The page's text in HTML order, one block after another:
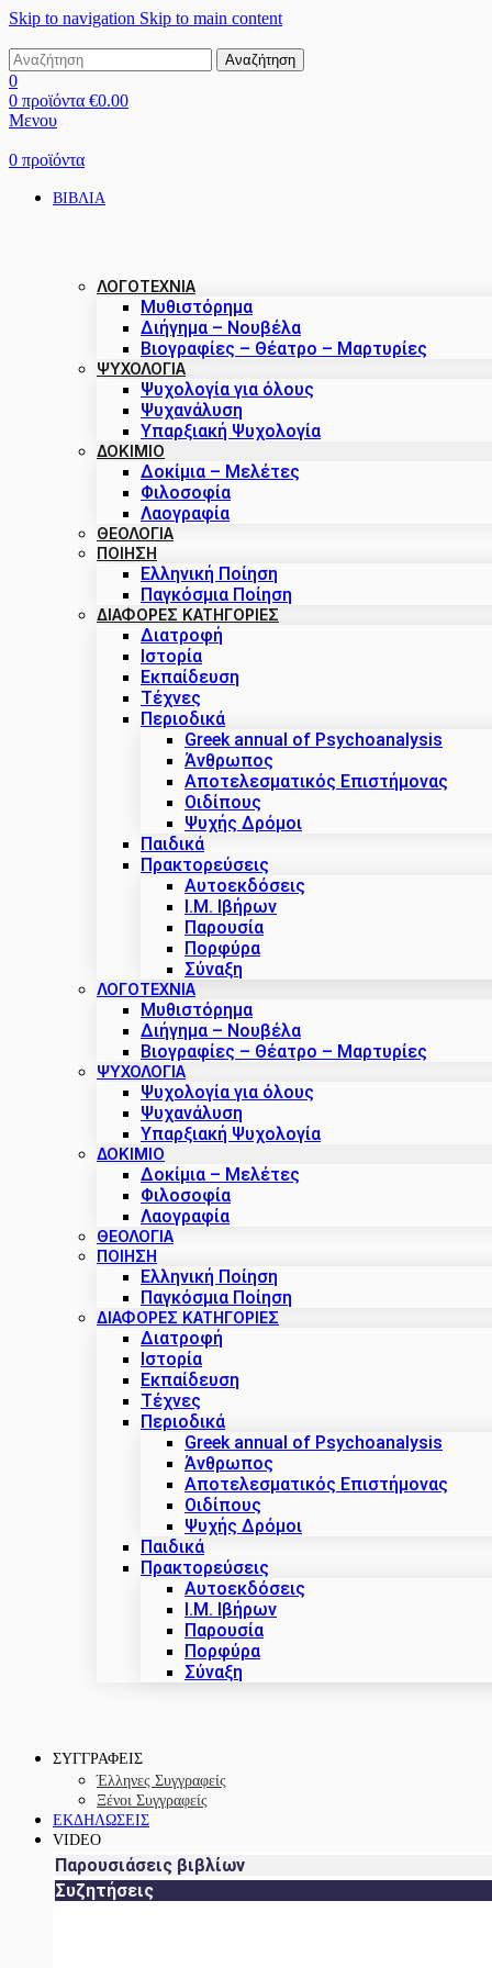
Skip to navigation Skip to main content
Αναζήτηση
0
0 προϊόντα €0.00
Μενου
0 προϊόντα
ΒΙΒΛΙΑ
ΛΟΓΟΤΕΧΝΙΑ
Μυθιστόρημα
Διήγημα – Νουβέλα
Βιογραφίες – Θέατρο – Μαρτυρίες
ΨΥΧΟΛΟΓΙΑ
Ψυχολογία για όλους
Ψυχανάλυση
Υπαρξιακή Ψυχολογία
ΔΟΚΊΜΙΟ
Δοκίμια – Μελέτες
Φιλοσοφία
Λαογραφία
ΘΕΟΛΟΓΙΑ
ΠΟΙΗΣΗ
Ελληνική Ποίηση
Παγκόσμια Ποίηση
ΔΙΑΦΟΡΕΣ ΚΑΤΗΓΟΡΙΕΣ
Διατροφή
Ιστορία
Εκπαίδευση
Τέχνες
Περιοδικά
Greek annual of Psychoanalysis
Άνθρωπος
Αποτελεσματικός Επιστήμονας
Οιδίπους
Ψυχής Δρόμοι
Παιδικά
Πρακτoρεύσεις
Αυτοεκδόσεις
Ι.Μ. Ιβήρων
Παρουσία
Πορφύρα
Σύναξη
ΛΟΓΟΤΕΧΝΙΑ
Μυθιστόρημα
Διήγημα – Νουβέλα
Βιογραφίες – Θέατρο – Μαρτυρίες
ΨΥΧΟΛΟΓΙΑ
Ψυχολογία για όλους
Ψυχανάλυση
Υπαρξιακή Ψυχολογία
ΔΟΚΊΜΙΟ
Δοκίμια – Μελέτες
Φιλοσοφία
Λαογραφία
ΘΕΟΛΟΓΙΑ
ΠΟΙΗΣΗ
Ελληνική Ποίηση
Παγκόσμια Ποίηση
ΔΙΑΦΟΡΕΣ ΚΑΤΗΓΟΡΙΕΣ
Διατροφή
Ιστορία
Εκπαίδευση
Τέχνες
Περιοδικά
Greek annual of Psychoanalysis
Άνθρωπος
Αποτελεσματικός Επιστήμονας
Οιδίπους
Ψυχής Δρόμοι
Παιδικά
Πρακτoρεύσεις
Αυτοεκδόσεις
Ι.Μ. Ιβήρων
Παρουσία
Πορφύρα
Σύναξη
ΣΥΓΓΡΑΦΕΙΣ
Έλληνες Συγγραφείς
Ξένοι Συγγραφείς
ΕΚΔΗΛΩΣΕΙΣ
VIDEO
Παρουσιάσεις βιβλίων
Συζητήσεις